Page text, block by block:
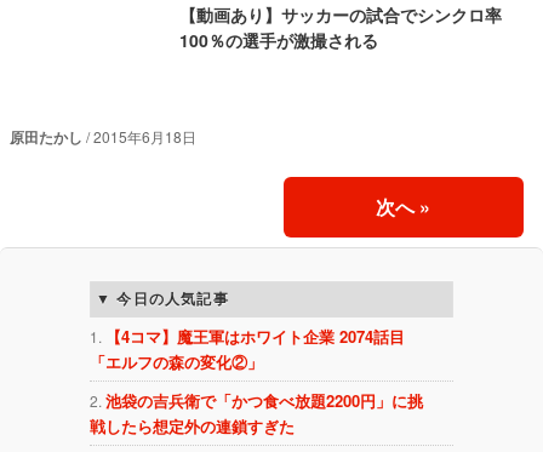
【動画あり】サッカーの試合でシンクロ率
100％の選手が激撮される
原田たかし 2015年6月18日
次へ»
今日の人気記事
【4コマ】魔王軍はホワイト企業 2074話目
「エルフの森の変化②」
池袋の吉兵衛で「かつ食べ放題2200円」に挑
戦したら想定外の連鎖すぎた